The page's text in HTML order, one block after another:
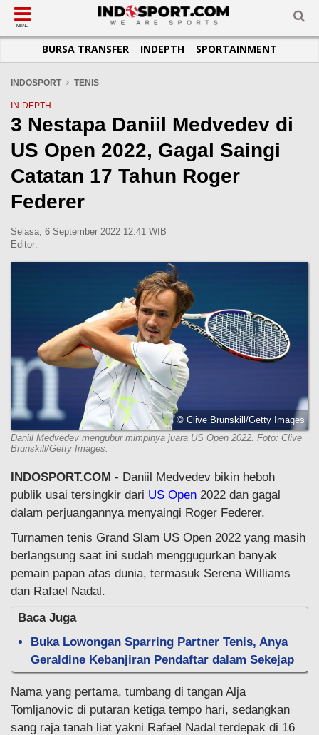
SUB-MENU
SEPAKBOLA
LIGA INGGRIS
LIGA ITALIA
LIGA SPANYOL
LIGA CHAMPIONS
LIGA PRANCIS
LIGA EUROPA
SUB-MENU
SPORTAINMENT
SUB-MENU
OTOMOTIF
OTOMANIA
SUB-MENU
BASKET
FUTSAL
OLIMPIK
E-SPORT
SUB-MENU
JADWAL
SUB-MENU
TOPIK HARI INI
INFOGRAFIS
GALERI FOTO
TEMPAT OLAHRAGA
PASUKAN SEHAT
MENU
BURSA TRANSFER INDEPTH SPORTAINMENT
INDOSPORT TENIS
IN-DEPTH
3 Nestapa Daniil Medvedev di
US Open 2022, Gagal Saingi
Catatan 17 Tahun Roger
Federer
Selasa, 6 September 2022 12:41 WIB
Editor:
© Clive Brunskill/Getty Images
Daniil Medvedev mengubur mimpinya juara US Open 2022. Foto: Clive
Brunskill/Getty Images.
INDOSPORT.COM - Daniil Medvedev bikin heboh
publik usai tersingkir dari US Open 2022 dan gagal
dalam perjuangannya menyaingi Roger Federer.
Turnamen tenis Grand Slam US Open 2022 yang masih
berlangsung saat ini sudah menggugurkan banyak
pemain papan atas dunia, termasuk Serena Williams
dan Rafael Nadal.
Baca Juga
Buka Lowongan Sparring Partner Tenis, Anya
Geraldine Kebanjiran Pendaftar dalam Sekejap
Nama yang pertama, tumbang di tangan Alja
Tomljanovic di putaran ketiga tempo hari, sedangkan
sang raja tanah liat yakni Rafael Nadal terdepak di 16